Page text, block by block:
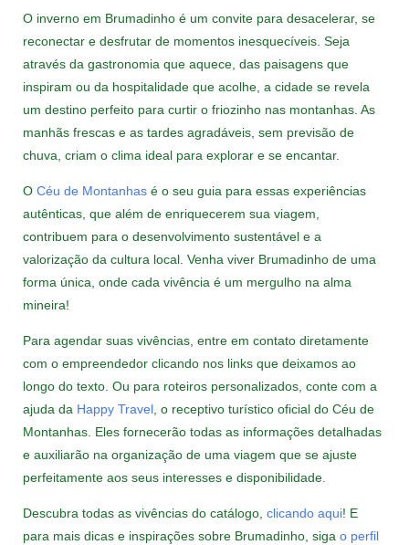
O inverno em Brumadinho é um convite para desacelerar, se
reconectar e desfrutar de momentos inesquecíveis. Seja
através da gastronomia que aquece, das paisagens que
inspiram ou da hospitalidade que acolhe, a cidade se revela
um destino perfeito para curtir o friozinho nas montanhas. As
manhãs frescas e as tardes agradáveis, sem previsão de
chuva, criam o clima ideal para explorar e se encantar.
O Céu de Montanhas é o seu guia para essas experiências
autênticas, que além de enriquecerem sua viagem,
contribuem para o desenvolvimento sustentável e a
valorização da cultura local. Venha viver Brumadinho de uma
forma única, onde cada vivência é um mergulho na alma
mineira!
Para agendar suas vivências, entre em contato diretamente
com o empreendedor clicando nos links que deixamos ao
longo do texto. Ou para roteiros personalizados, conte com a
ajuda da Happy Travel, o receptivo turístico oficial do Céu de
Montanhas. Eles fornecerão todas as informações detalhadas
e auxiliarão na organização de uma viagem que se ajuste
perfeitamente aos seus interesses e disponibilidade.
Descubra todas as vivências do catálogo, clicando aqui! E
para mais dicas e inspirações sobre Brumadinho, siga o perfil